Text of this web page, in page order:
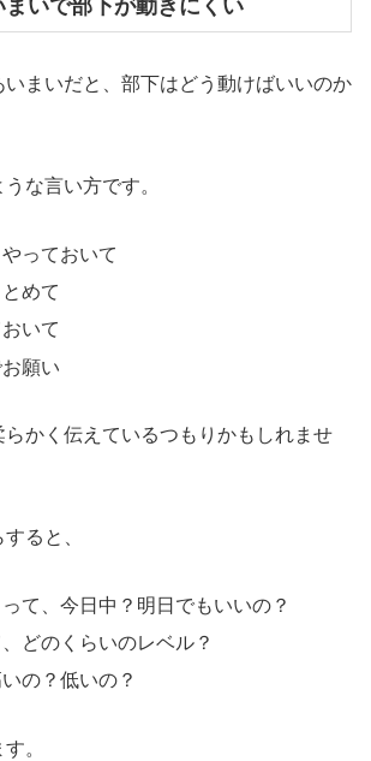
いで部下が動きにくい
まいだと、部下はどう動けばいいのか
な言い方です。
っておいて
めて
いて
願い
かく伝えているつもりかもしれませ
ると、
て、今日中？明日でもいいの？
どのくらいのレベル？
の？低いの？
。